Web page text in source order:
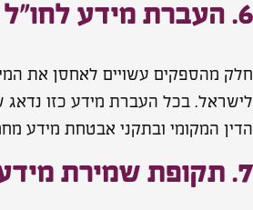
6. העברת מידע לחו״ל
חלק מהספקים עשויים לאחסן את
לישראל. בכל העברת מידע כזו
הדין המקומי ובתקני אבטחת מידע
7. תקופת שמירת מידע